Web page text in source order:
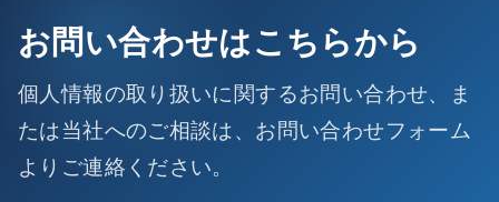
お問い合わせはこちらから
個人情報の取り扱いに関するお問い合わせ、ま
たは当社へのご相談は、お問い合わせフォーム
よりご連絡ください。